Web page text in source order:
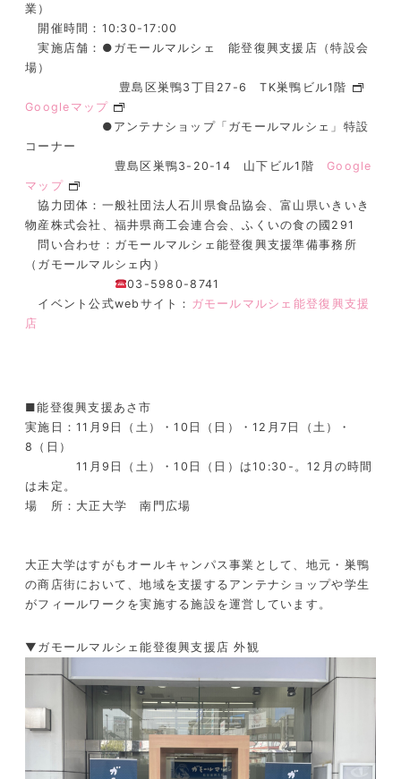
業）
開催時間：10:30-17:00
実施店舗：●ガモールマルシェ 能登復興支援店（特設会
場）
豊島区巣鴨3丁目27-6 TK巣鴨ビル1階
Googleマップ
● アンテナショップ「ガモールマルシェ」特設
コーナー
豊島区巣鴨3-20-14 山下ビル1階Google
マップ
協力団体：一般社団法人石川県食品協会、富山県いきいき
物産株式会社、福井県商工会連合会、ふくいの食の國291
問い合わせ：ガモールマルシェ能登復興支援準備事務所
（ガモールマルシェ内）
03-5980-8741
イベント公式web サイト： ガモールマルシェ能登復興支援
店
■能登復興支援あさ市
実施日：11月9日（土）・10日（日）・12月7日（土）・
8（日）
11月9日（土）・10日（日）は10:30-。12月の時間
は未定。
場 所：大正大学 南門広場
大正大学はすがもオールキャンパス事業として、地元・巣鴨
の商店街において、地域を支援するアンテナショップや学生
がフィールワークを実施する施設を運営しています。
▼ガモールマルシェ能登復興支援店 外観